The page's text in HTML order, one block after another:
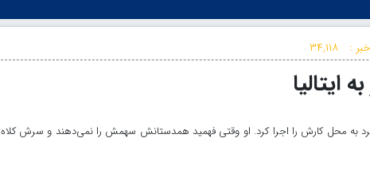
: ۳۴,۱۱۸
ایتالیا
به محل کارش را اجرا کرد. او وقتی فهمید همدستانش سهمش را نمی‌دهند و سرش کلاه